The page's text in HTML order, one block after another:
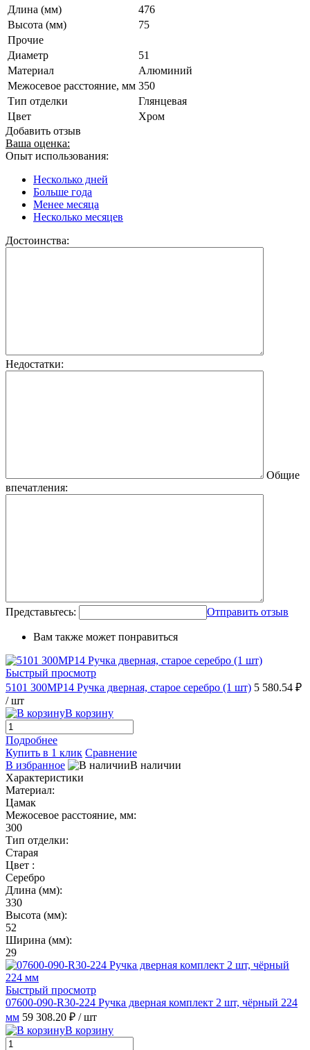
Длина (мм)
476
Высота (мм)
75
Прочие
Диаметр
51
Материал
Алюминий
Межосевое расстояние, мм 350
Тип отделки
Глянцевая
Цвет
Хром
Добавить отзыв
Ваша оценка:
Опыт использования:
Несколько дней
Больше года
Менее месяца
Несколько месяцев
Достоинства:
Недостатки:
Общие
впечатления:
Представьтесь: Отправить отзыв
Вам также может понравиться
Быстрый просмотр
5101 300MP14 Ручка дверная, старое серебро (1 шт) 5 580.54 ₽
/ шт
В корзину
Подробнее
Купить в 1 клик Сравнение
В избранное
В наличии
Характеристики
Материал:
Цамак
Межосевое расстояние, мм:
300
Тип отделки:
Старая
Цвет :
Серебро
Длина (мм):
330
Высота (мм):
52
Ширина (мм):
29
Быстрый просмотр
07600-090-R30-224 Ручка дверная комплект 2 шт, чёрный 224
мм 59 308.20 ₽ / шт
В корзину